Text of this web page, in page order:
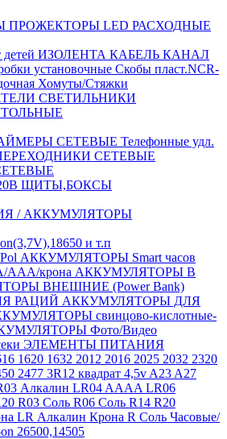
ПРОЖЕКТОРЫ LED РАСХОДНЫЕ
ИЗОЛЕНТА КАБЕЛЬ КАНАЛ
установочные Скобы пласт.NCR-
Хомуты/Стяжки
СВЕТИЛЬНИКИ
СЕТЕВЫЕ Телефонные удл.
СЕТЕВЫЕ
ЩИТЫ,БОКСЫ
/ АККУМУЛЯТОРЫ
и т.п
АККУМУЛЯТОРЫ Smart часов
крона АККУМУЛЯТОРЫ В
ВНЕШНИЕ (Power Bank)
РАЦИЙ АККУМУЛЯТОРЫ ДЛЯ
свинцово-кислотные-
Фото/Видео
ЭЛЕМЕНТЫ ПИТАНИЯ
1620 1632 2012 2016 2025 2032 2320
2477 3R12 квадрат 4,5v A23 A27
Алкалин LR04 AAAA LR06
R03 Соль R06 Соль R14 R20
LR Алкалин Крона R Соль Часовые/
26500,14505